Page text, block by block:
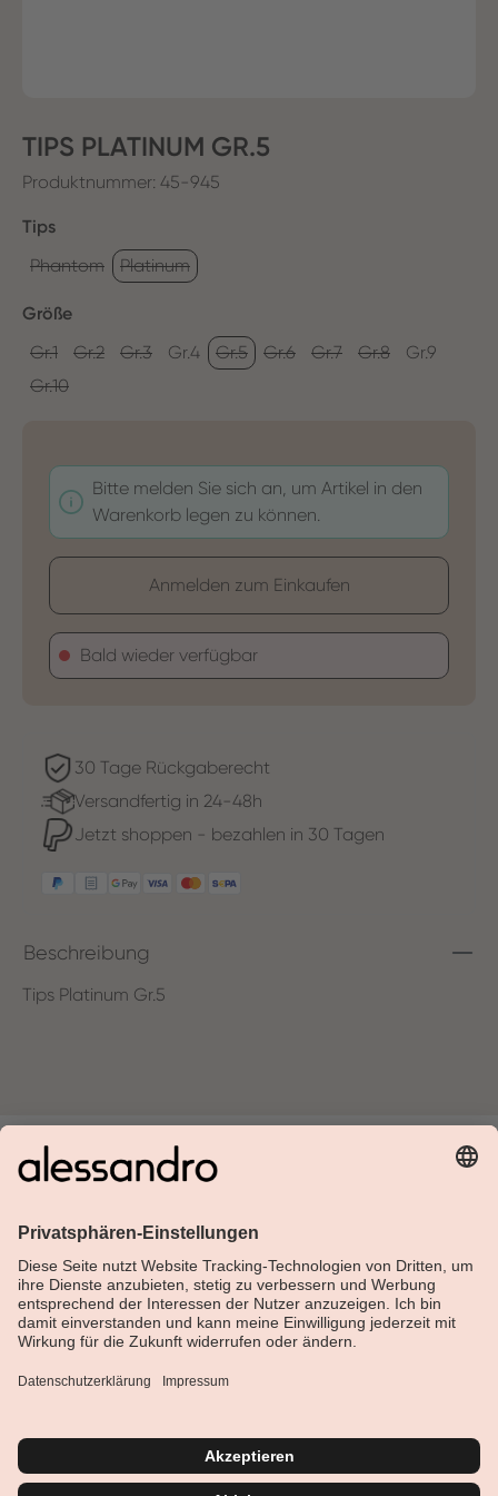
TIPS PLATINUM GR.5
Produktnummer: 45-945
Tipsauswählen
Phantom
Platinum
Größeauswählen
Gr.1
Gr.2 Gr.3 Gr.4 Gr.5 Gr.6 Gr.7 Gr.8
Gr.9
Gr.10
Bitte melden Sie sich an, um Artikel in den
Warenkorb legen zu können.
Anmelden zum Einkaufen
Bald wieder verfügbar
30 Tage Rückgaberecht
Versandfertig in 24-48h
Jetzt shoppen - bezahlen in 30 Tagen
Beschreibung
Tips Platinum Gr.5
Über Alessandro
Shop